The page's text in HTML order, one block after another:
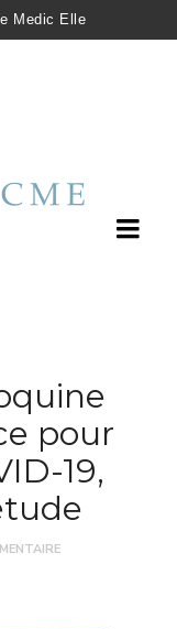
Medic Elle
pour
19,